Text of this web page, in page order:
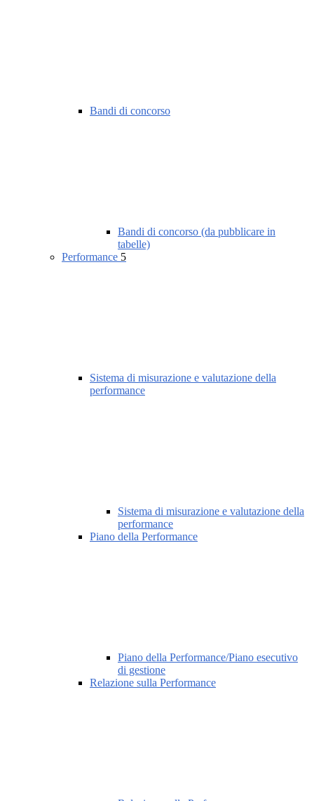
Bandi di concorso
Bandi di concorso (da pubblicare in
tabelle)
Performance 5
Sistema di misurazione e valutazione della
performance
Sistema di misurazione e valutazione della
performance
Piano della Performance
Piano della Performance/Piano esecutivo
di gestione
Relazione sulla Performance